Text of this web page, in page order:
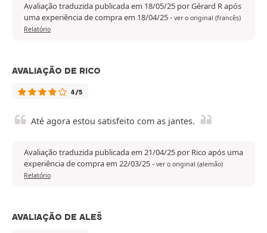
Avaliação traduzida publicada em 18/05/25 por Gérard R após
uma experiência de compra em 18/04/25- ver o original (francês)
Relatório
AVALIAÇÃO DE RICO
4/5
Até agora estou satisfeito com as jantes.
Avaliação traduzida publicada em 21/04/25 por Rico após uma
experiência de compra em 22/03/25- ver o original (alemão)
Relatório
AVALIAÇÃO DE ALEŠ